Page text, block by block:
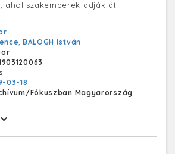
ahol szakemberek adják át
BALOGH István
03-18
Fókuszban Magyarország